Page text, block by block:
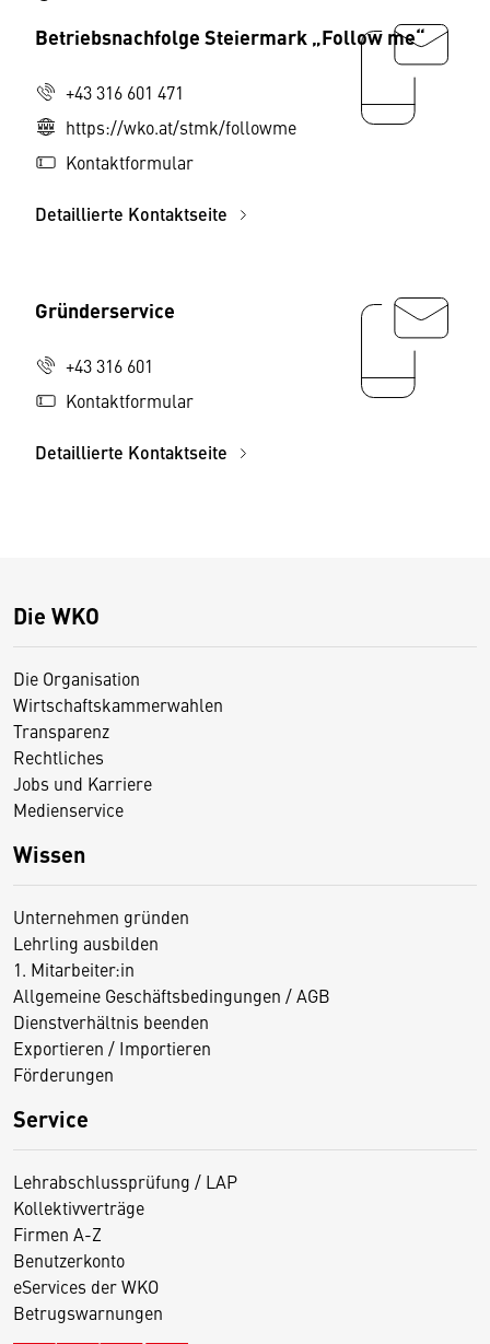
Betriebsnachfolge Steiermark „Follow me“
+43 316 601 471
https://wko.at/stmk/followme
Kontaktformular
Detaillierte Kontaktseite
Gründerservice
+43 316 601
Kontaktformular
Detaillierte Kontaktseite
Die WKO
Die Organisation
Wirtschaftskammerwahlen
Transparenz
Rechtliches
Jobs und Karriere
Medienservice
Wissen
Unternehmen gründen
Lehrling ausbilden
1. Mitarbeiter:in
Allgemeine Geschäftsbedingungen / AGB
Dienstverhältnis beenden
Exportieren / Importieren
Förderungen
Service
Lehrabschlussprüfung / LAP
Kollektivverträge
Firmen A-Z
Benutzerkonto
eServices der WKO
Betrugswarnungen